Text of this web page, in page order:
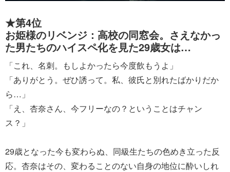
★第4位
お姫様のリベンジ：高校の同窓会。さえなかっ
た男たちのハイスペ化を見た29歳女は…
「これ、名刺。もしよかったら今度飲もうよ」
「ありがとう。ぜひ誘って。私、彼氏と別れたばかりだか
ら…」
「え、杏奈さん、今フリーなの？ということはチャン
ス？」
29歳となった今も変わらぬ、同級生たちの色めき立った反
応。杏奈はその、変わることのない自身の地位に酔いしれ